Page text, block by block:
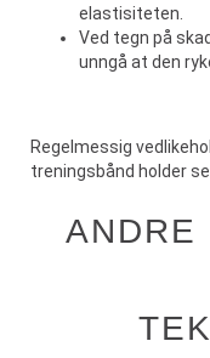
elastisiteten.
Ved tegn på
unngå at den
Regelmessig
treningsbånd holder